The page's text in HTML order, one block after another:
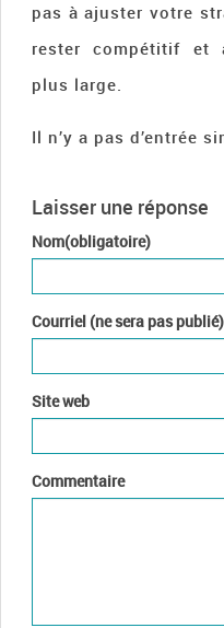
pas à ajuster votre
rester compétitif et
plus large.
Il n’y a pas d’entrée
Laisser une réponse
Nom(obligatoire)
Courriel (ne sera pas
Site web
Commentaire